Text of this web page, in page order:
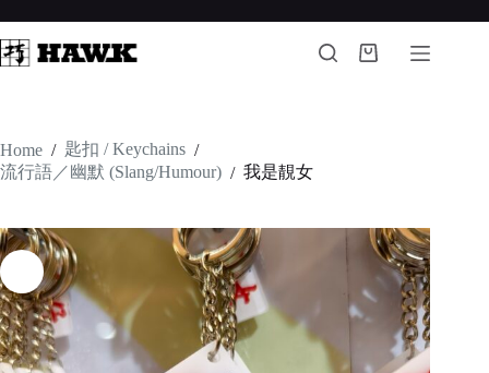
to
content
Shopping
Home / 匙扣 / Keychains /
流行語／幽默 (Slang/Humour) / 我是靚女